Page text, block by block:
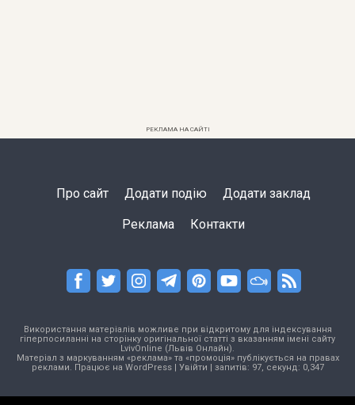
РЕКЛАМА НА САЙТІ
Про сайт Додати подію Додати заклад
Реклама Контакти
Використання матеріалів можливе при відкритому для індексування
гіперпосиланні на сторінку оригінальної статті з вказанням імені сайту
LvivOnline (Львів Онлайн).
Матеріал з маркуванням «реклама» та «промоція» публікується на правах
реклами. Працює на WordPress| Увійти | запитів: 97, секунд: 0,347